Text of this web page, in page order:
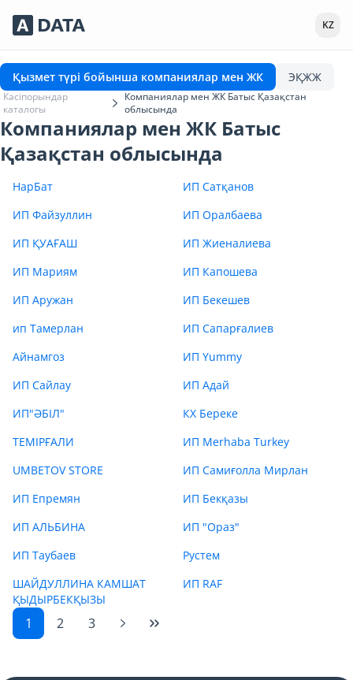
Сервисы Adata.kz KZ
Қызмет түрі бойынша компаниялар мен ЖК ЭҚЖЖ
Кәсіпорындар
каталогы
Компаниялар мен ЖК Батыс Қазақстан
облысында
Компаниялар мен ЖК Батыс
Қазақстан облысында
НарБат
ИП Сатқанов
ИП Файзуллин
ИП Оралбаева
ИП ҚУАҒАШ
ИП Жиеналиева
ИП Мариям
ИП Капошева
ИП Аружан
ИП Бекешев
ип Тамерлан
ИП Сапарғалиев
Айнамгоз
ИП Yummy
ИП Сайлау
ИП Адай
ИП"ӘБІЛ"
КХ Береке
ТЕМІРҒАЛИ
ИП Merhaba Turkey
UMBETOV STORE
ИП Самиғолла Мирлан
ИП Епремян
ИП Бекқазы
ИП АЛЬБИНА
ИП "Ораз"
ИП Таубаев
Рустем
ШАЙДУЛЛИНА КАМШАТ
ҚЫДЫРБЕКҚЫЗЫ
ИП RAF
1 2 3